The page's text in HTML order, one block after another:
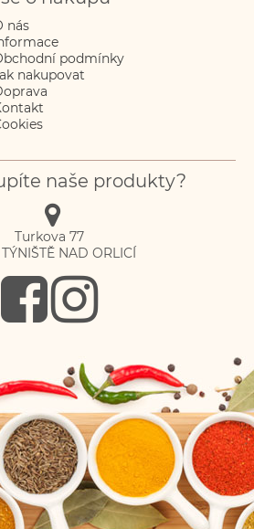
nás
podmínky
nakupovat
naše produkty?
Turkova 77
TÝNIŠTĚ NAD ORLICÍ